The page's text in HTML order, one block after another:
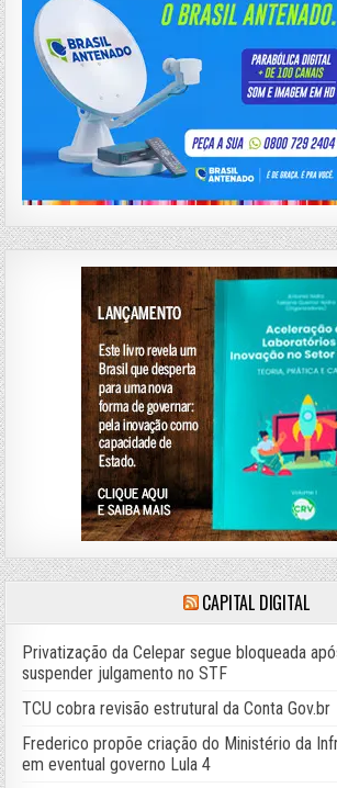
CAPITAL DIGITAL
Privatização da Celepar segue bloqueada
suspender julgamento no STF
TCU cobra revisão estrutural da Conta Gov.br
Frederico propõe criação do Ministério da
em eventual governo Lula 4